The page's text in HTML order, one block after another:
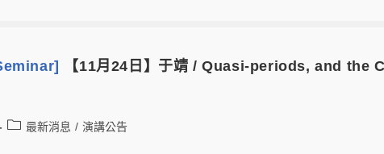
【11月24日】于靖 / Quasi-periods, and the
最新消息 / 演講公告